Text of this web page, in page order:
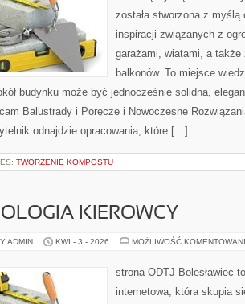
została stworzona z
inspiracji związanych z
garażami, wiatami, a
balkonów. To miejsce
budynku może być jednocześnie solidna,
Balustrady i Poręcze i Nowoczesne
odnajdzie opracowania, które […]
TWORZENIE KOMPOSTU
KIEROWCY
ADMIN KWI - 3 - 2026 MOŻLIWOŚĆ
strona ODTJ Bolesławiec
internetowa, która skupia